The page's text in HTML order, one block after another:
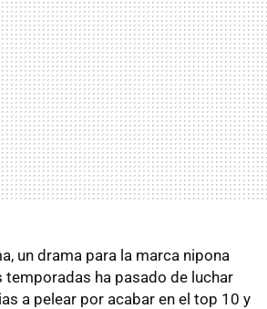
un drama para la marca nipona
temporadas ha pasado de luchar
a pelear por acabar en el top 10 y